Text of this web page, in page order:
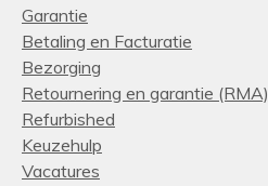
Garantie
Betaling en Facturatie
Bezorging
Retournering en garantie (RMA)
Refurbished
Keuzehulp
Vacatures